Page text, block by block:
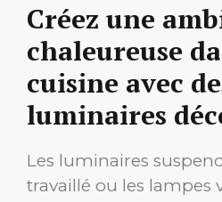
Créez une
chaleureuse
cuisine avec
luminaires
Les luminaires
travaillé ou les lampes